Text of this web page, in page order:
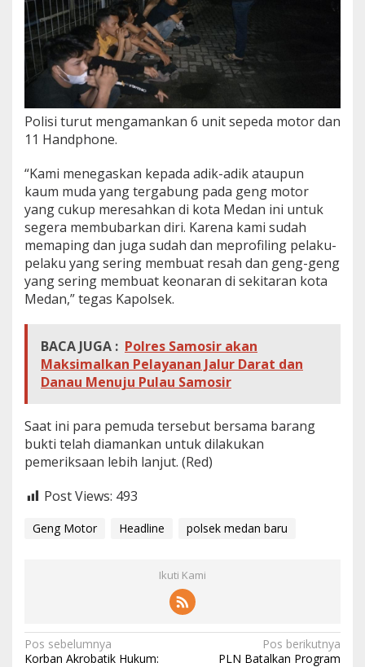
Polisi turut mengamankan 6 unit sepeda motor dan
11 Handphone.
“Kami menegaskan kepada adik-adik ataupun
kaum muda yang tergabung pada geng motor
yang cukup meresahkan di kota Medan ini untuk
segera membubarkan diri. Karena kami sudah
memaping dan juga sudah dan meprofiling pelaku-
pelaku yang sering membuat resah dan geng-geng
yang sering membuat keonaran di sekitaran kota
Medan,” tegas Kapolsek.
BACA JUGA : Polres Samosir akan
Maksimalkan Pelayanan Jalur Darat dan
Danau Menuju Pulau Samosir
Saat ini para pemuda tersebut bersama barang
bukti telah diamankan untuk dilakukan
pemeriksaan lebih lanjut. (Red)
Post Views: 493
Geng Motor Headline polsek medan baru
Ikuti Kami
N
Pos sebelumnya
Korban Akrobatik Hukum:
Pos berikutnya
PLN Batalkan Program